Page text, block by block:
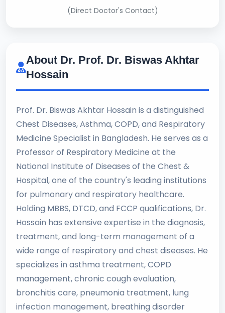
(Direct Doctor's Contact)
About Dr. Prof. Dr. Biswas Akhtar
Hossain
Prof. Dr. Biswas Akhtar Hossain is a distinguished
Chest Diseases, Asthma, COPD, and Respiratory
Medicine Specialist in Bangladesh. He serves as a
Professor of Respiratory Medicine at the
National Institute of Diseases of the Chest &
Hospital, one of the country's leading institutions
for pulmonary and respiratory healthcare.
Holding MBBS, DTCD, and FCCP qualifications, Dr.
Hossain has extensive expertise in the diagnosis,
treatment, and long-term management of a
wide range of respiratory and chest diseases. He
specializes in asthma treatment, COPD
management, chronic cough evaluation,
bronchitis care, pneumonia treatment, lung
infection management, breathing disorder